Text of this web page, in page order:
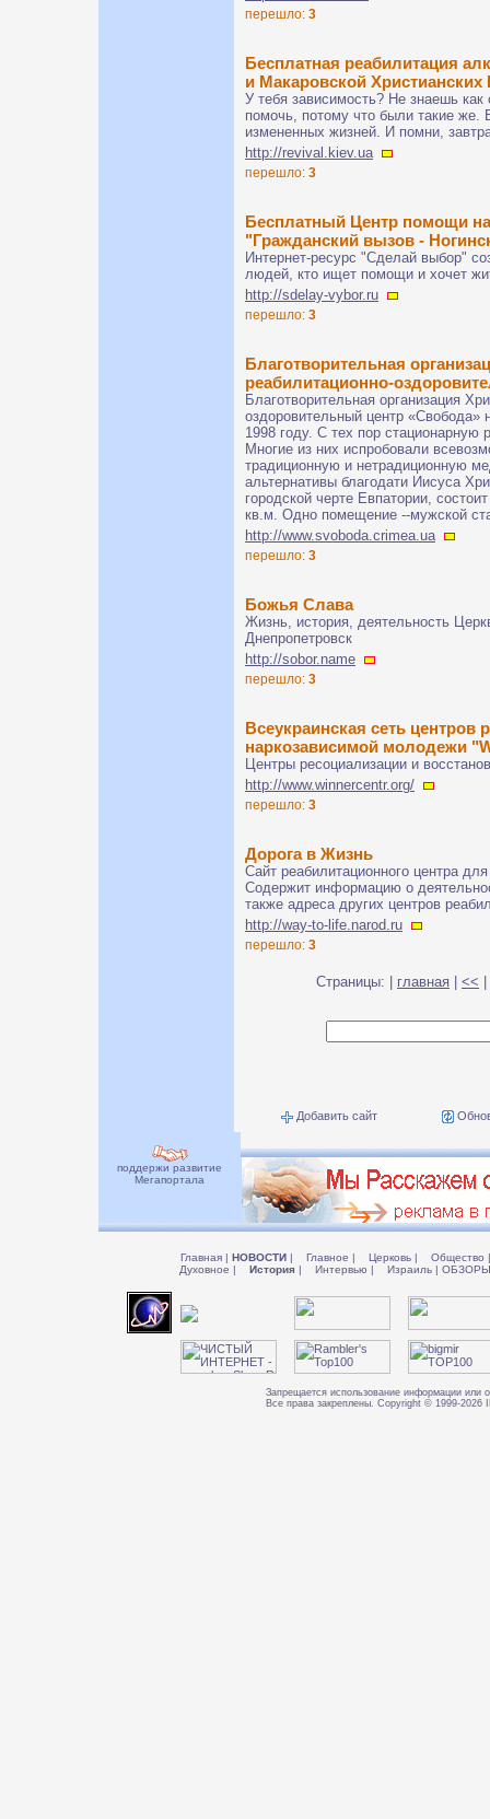
перешло: 3
Бесплатная реабилитация
и Макаровской Христианских
У тебя зависимость? Не знаешь
помочь, потому что были такие
измененных жизней. И помни,
http://revival.kiev.ua
перешло: 3
Бесплатный Центр помощи
"Гражданский вызов -
Интернет-ресурс "Сделай выбор"
людей, кто ищет помощи и хочет
http://sdelay-vybor.ru
перешло: 3
Благотворительная
реабилитационно-
Благотворительная организация
оздоровительный центр «Свобода»
1998 году. С тех пор
Многие из них испробовали
традиционную и нетрадиционную
альтернативы благодати Иисуса
городской черте Евпатории,
кв.м. Одно помещение --мужской
http://www.svoboda.crimea.ua
перешло: 3
Божья Слава
Жизнь, история, деятельность
Днепропетровск
http://sobor.name
перешло: 3
Всеукраинская сеть центров
наркозависимой молодежи
Центры ресоциализации и
http://www.winnercentr.org/
перешло: 3
Дорога в Жизнь
Сайт реабилитационного центра
Содержит информацию о
также адреса других центров
http://way-to-life.narod.ru
перешло: 3
Страницы: | главная <<
Добавить сайт
поддержи развитие
Мегапортала
Главная | НОВОСТИ | Главное | Церковь | Общество |
Духовное | История | Интервью | Израиль |
Запрещается использование информации или
Все права закреплены. Copyright © 1999-